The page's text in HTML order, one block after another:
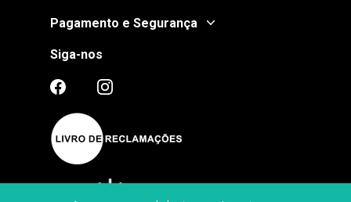
Pagamento e Segurança
Siga-nos